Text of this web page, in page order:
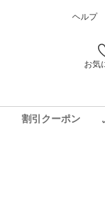
ヘルプ
お気
割引クーポン